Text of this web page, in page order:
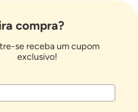
compra?
se receba um cupom
exclusivo!